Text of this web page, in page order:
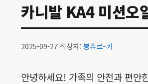
카니발 KA4 미션오
2025-09-27 작성자: 봉쥬르~카
안녕하세요! 가족의 안전과 편안